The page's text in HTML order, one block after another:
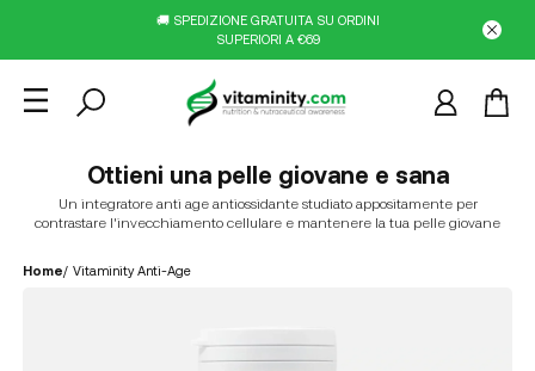
🚚 SPEDIZIONE GRATUITA SU ORDINI
SUPERIORI A €69
Ottieni una pelle giovane e sana
Un integratore anti age antiossidante studiato appositamente per
contrastare l'invecchiamento cellulare e mantenere la tua pelle giovane
Home/ Vitaminity Anti-Age